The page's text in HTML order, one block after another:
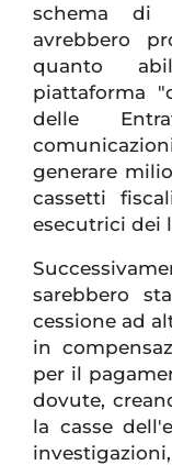
schema di
avrebbero
quanto
piattaforma
delle
generare
cassetti
esecutrici dei
sarebbero
cessione ad
in
per il
dovute,
la casse